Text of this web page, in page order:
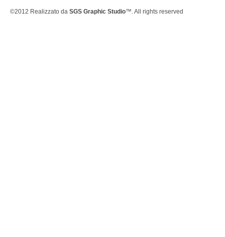
©2012 Realizzato da SGS Graphic Studio™. All rights reserved